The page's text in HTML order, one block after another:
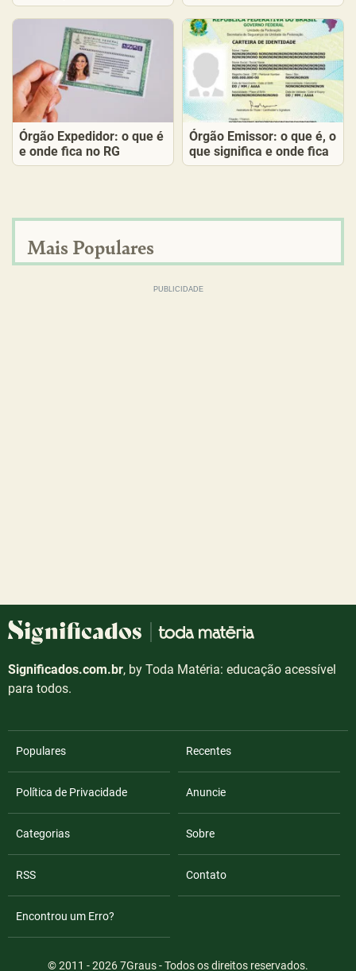
Órgão Expedidor: o que é
e onde fica no RG
Órgão Emissor: o que é, o
que significa e onde fica
Mais Populares
Significados.com.br, by Toda Matéria: educação acessível
para todos.
Populares Recentes
Política de Privacidade Anuncie
Categorias Sobre
RSS Contato
Encontrou um Erro?
© 2011 - 20267Graus- Todos os direitos reservados.